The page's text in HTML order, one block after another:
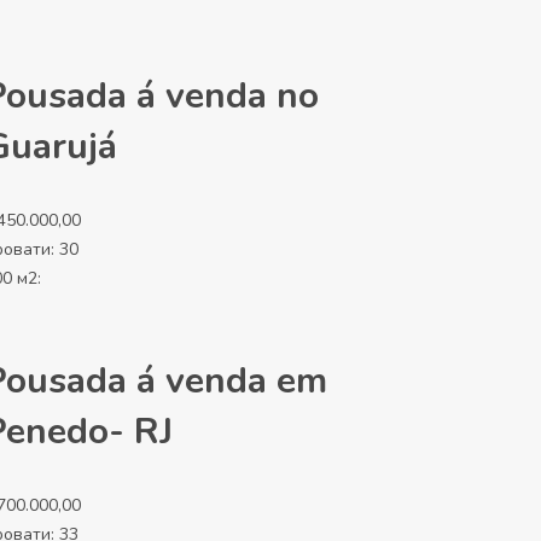
á venda no
30
м2:
á venda em
RJ
33